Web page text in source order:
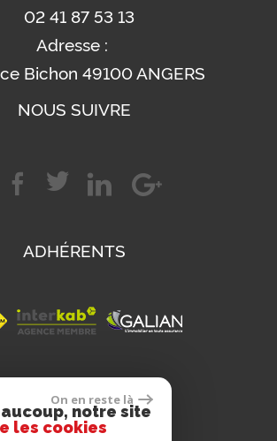
02 41 87 53 13
Adresse :
Bichon 49100 ANGERS
NOUS SUIVRE
ADHÉRENTS
SE CONNECTER
On en reste là
notre site
les cookies